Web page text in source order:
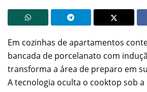
Em cozinhas de apartamentos
bancada de porcelanato com
transforma a área de preparo em
A tecnologia oculta o cooktop sob